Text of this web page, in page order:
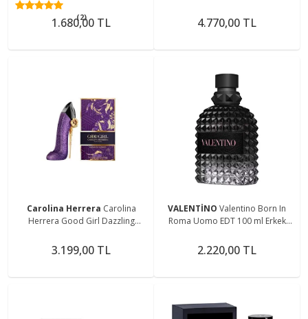
(2)
1.680,00 TL 4.770,00 TL
Carolina Herrera Carolina
Herrera Good Girl Dazzling
3.199,00 TL
VALENTİNO Valentino Born In
Roma Uomo EDT 100 ml Erkek
2.220,00 TL